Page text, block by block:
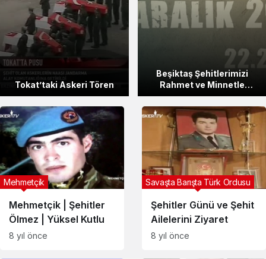
Tokat’taki Askeri Tören
Beşiktaş Şehitlerimizi
Rahmet ve Minnetle
Anıyoruz
Mehmetçik | Şehitler
Ölmez | Yüksel Kutlu
Mehmetçik
8 yıl önce
Şehitler Günü ve Şehit
Ailelerini Ziyaret
Savaşta Barışta Türk Ordusu
8 yıl önce